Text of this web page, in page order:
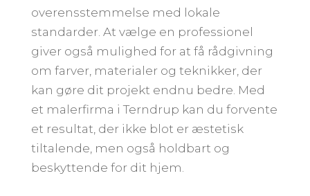
overensstemmelse med lokale
standarder. At vælge en professionel
giver også mulighed for at få rådgivning
om farver, materialer og teknikker, der
kan gøre dit projekt endnu bedre. Med
et malerfirma i Terndrup kan du forvente
et resultat, der ikke blot er æstetisk
tiltalende, men også holdbart og
beskyttende for dit hjem.